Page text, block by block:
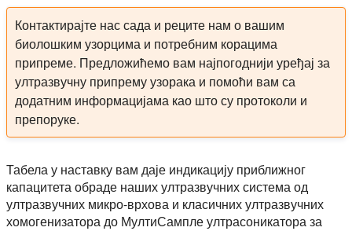
Контактирајте нас сада и реците нам о вашим
биолошким узорцима и потребним корацима
припреме. Предложићемо вам најпогоднији уређај за
ултразвучну припрему узорака и помоћи вам са
додатним информацијама као што су протоколи и
препоруке.
Табела у наставку вам даје индикацију приближног
капацитета обраде наших ултразвучних система од
ултразвучних микро-врхова и класичних ултразвучних
хомогенизатора до МултиСампле ултрасоникатора за